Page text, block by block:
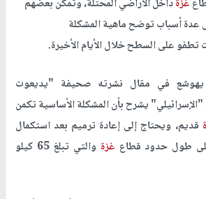
غزةداخل الاراضي المحتلة، وتمكن بعضهم
عدة أسباب توضح ماهية المشكلة
تطفو على السطح خلال الأيام الأخيرة.
في مقال نشرته صحيفة "يديعوت
يشرح بأن المشكلة الأساسية تكمن
قديم، ويحتاج إلى إعادة ترميم بعد استكمال
طول حدود قطاع غزة
والتي تبلغ 65 كيلو